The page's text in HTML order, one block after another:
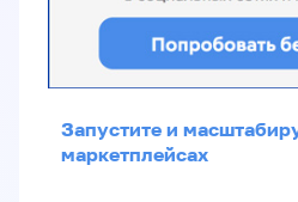
Запустите и
маркетплейсах